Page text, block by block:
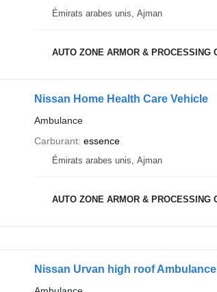
Émirats arabes unis, Ajman
AUTO ZONE ARMOR & PROCESSING
Nissan Home Health Care Vehicle
Ambulance
Carburant essence
Émirats arabes unis, Ajman
AUTO ZONE ARMOR & PROCESSING
Nissan Urvan high roof Ambulance